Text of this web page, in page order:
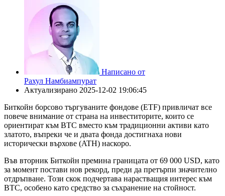
Написано от
Рахул Намбиампурат
Актуализирано 2025-12-02 19:06:45
Биткойн борсово търгуваните фондове (ETF) привличат все
повече внимание от страна на инвеститорите, които се
ориентират към BTC вместо към традиционни активи като
златото, въпреки че и двата фонда достигнаха нови
исторически върхове (ATH) наскоро.
Във вторник Биткойн премина границата от 69 000 USD, като
за момент постави нов рекорд, преди да претърпи значително
отдръпване. Този скок подчертава нарастващия интерес към
BTC, особено като средство за съхранение на стойност.